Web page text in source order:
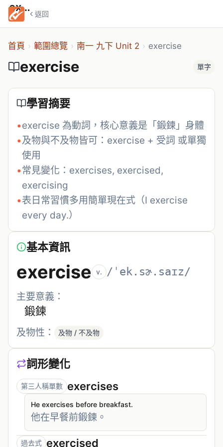
返回
exercise
首頁 › 範圍總覽 › 南一 九下 Unit 2 › exercise
exercise 單字
學習摘要
•exercise 為動詞，核心意義是「鍛鍊」身體
•及物與不及物皆可：exercise + 受詞 或單獨
使用
•常見變化：exercises, exercised,
exercising
•表日常習慣多用簡單現在式（I exercise
every day.）
基本資訊
exercise v. /ˈek.sɚ.saɪz/
主要意義：
鍛鍊
及物性： 及物 / 不及物
詞形變化
第三人稱單數 exercises
He exercises before breakfast.
他在早餐前鍛鍊。
過去式 exercised